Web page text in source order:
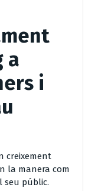
a
i
creixement
la manera com
seu públic.